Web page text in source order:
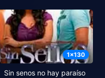
1x130
Sin senos no hay paraíso